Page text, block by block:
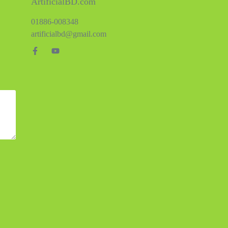
01886-008348
artificialbd@gmail.com